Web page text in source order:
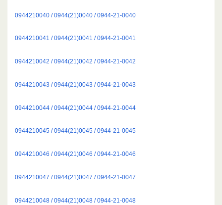
0944210040 / 0944(21)0040 / 0944-21-0040
0944210041 / 0944(21)0041 / 0944-21-0041
0944210042 / 0944(21)0042 / 0944-21-0042
0944210043 / 0944(21)0043 / 0944-21-0043
0944210044 / 0944(21)0044 / 0944-21-0044
0944210045 / 0944(21)0045 / 0944-21-0045
0944210046 / 0944(21)0046 / 0944-21-0046
0944210047 / 0944(21)0047 / 0944-21-0047
0944210048 / 0944(21)0048 / 0944-21-0048